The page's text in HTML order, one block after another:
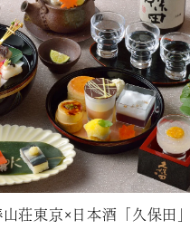
荘東京×日本酒「久保田」